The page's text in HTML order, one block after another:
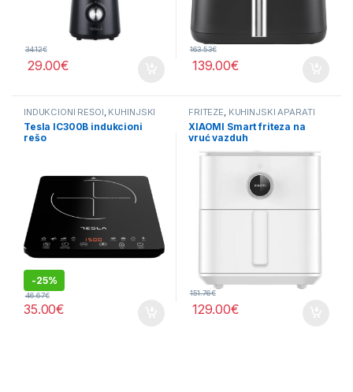
34.12€
29.00€
163.53€
139.00€
INDUKCIONI REŠOI, KUHINJSKI
APARATI
Tesla IC300B indukcioni
rešo
-25%
35.00€
46.67€
FRITEZE, KUHINJSKI APARATI
XIAOMI Smart friteza na
vruć vazduh
151.76€
129.00€